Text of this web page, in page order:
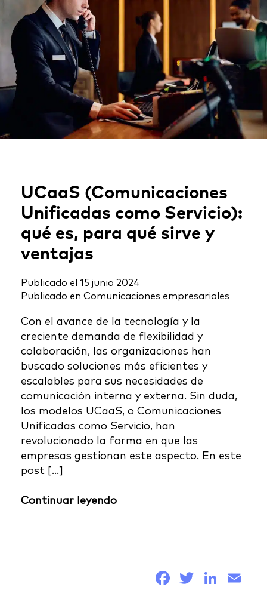
UCaaS (Comunicaciones
Unificadas como Servicio):
qué es, para qué sirve y
ventajas
Publicado el 15 junio 2024
Publicado en Comunicaciones empresariales
Con el avance de la tecnología y la
creciente demanda de flexibilidad y
colaboración, las organizaciones han
buscado soluciones más eficientes y
escalables para sus necesidades de
comunicación interna y externa. Sin duda,
los modelos UCaaS, o Comunicaciones
Unificadas como Servicio, han
revolucionado la forma en que las
empresas gestionan este aspecto. En este
post […]
Facebook
Twitter
Continuar leyendo